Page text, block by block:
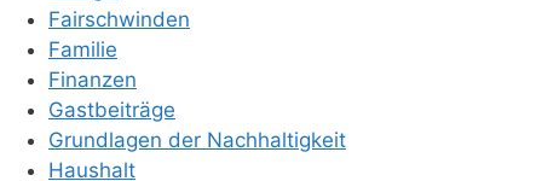
Fairschwinden
Familie
Finanzen
Gastbeiträge
Grundlagen der Nachhaltigkeit
Haushalt